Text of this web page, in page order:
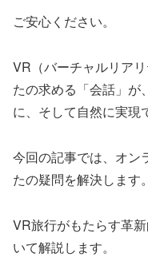
ご安心ください。
VR（バーチャルリア
たの求める「会話」が
に、そして自然に実現
今回の記事では、オン
たの疑問を解決します。
VR旅行がもたらす革
いて解説します。